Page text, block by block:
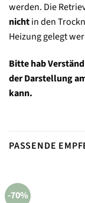
werden. Die
nichtin den
Heizung gelegt
Bitte hab
der Darstellung
kann.
PASSENDE
-70%